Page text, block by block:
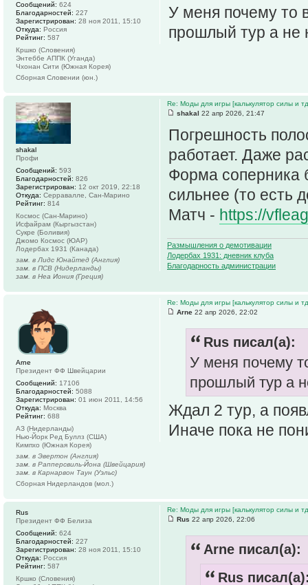
У меня почему то
прошлый тур а не
Сообщений: 624
Благодарностей: 227
Зарегистрирован: 28 ноя 2011, 15:10
Откуда: Россия
Рейтинг: 587
Кршко (Словения)
Энтеббе АППК (Уганда)
Чхонан Сити (Южная Корея)
Сборная Словении (юн.)
Re: Моды для игры [калькулятор силы и
shakal 22 апр 2026, 21:47
Погрешность
работает. Даже
Форма соперника
сильнее (то есть
Матч - https://
Размышления о демотивации
Лодербах 1931: дневник клуба
Благодарность администрации
shakal
Профи
Сообщений: 593
Благодарностей: 826
Зарегистрирован: 12 окт 2019, 22:18
Откуда: Серравалле, Сан-Марино
Рейтинг: 814
Космос (Сан-Марино)
Исфайрам (Кыргызстан)
Сукре (Боливия)
Джомо Космос (ЮАР)
Лодербах 1931 (Канада)
зам. в Лидс Юнайтед (Англия)
зам. в ПСВ (Нидерланды)
зам. в Неа Иония (Греция)
Re: Моды для игры [калькулятор силы и
Arne 22 апр 2026, 22:02
Rus писал(а):
У меня почему
прошлый тур а
Ждал 2 тур, а
Иначе пока не
Arne
Президент ФФ Швейцарии
Сообщений: 17106
Благодарностей: 5088
Зарегистрирован: 01 июн 2011, 14:56
Откуда: Москва
Рейтинг: 688
АЗ (Нидерланды)
Нью-Йорк Ред Буллз (США)
Кимпхо (Южная Корея)
зам. в Эвертон (Англия)
зам. в Рапперсвиль-Йона (Швейцария)
зам. в Карнарвон Таун (Уэльс)
Сборная Нидерландов (мол.)
Re: Моды для игры [калькулятор силы и
Rus 22 апр 2026, 22:06
Arne писал(а):
Rus
Rus
Президент ФФ Белиза
Сообщений: 624
Благодарностей: 227
Зарегистрирован: 28 ноя 2011, 15:10
Откуда: Россия
Рейтинг: 587
Кршко (Словения)